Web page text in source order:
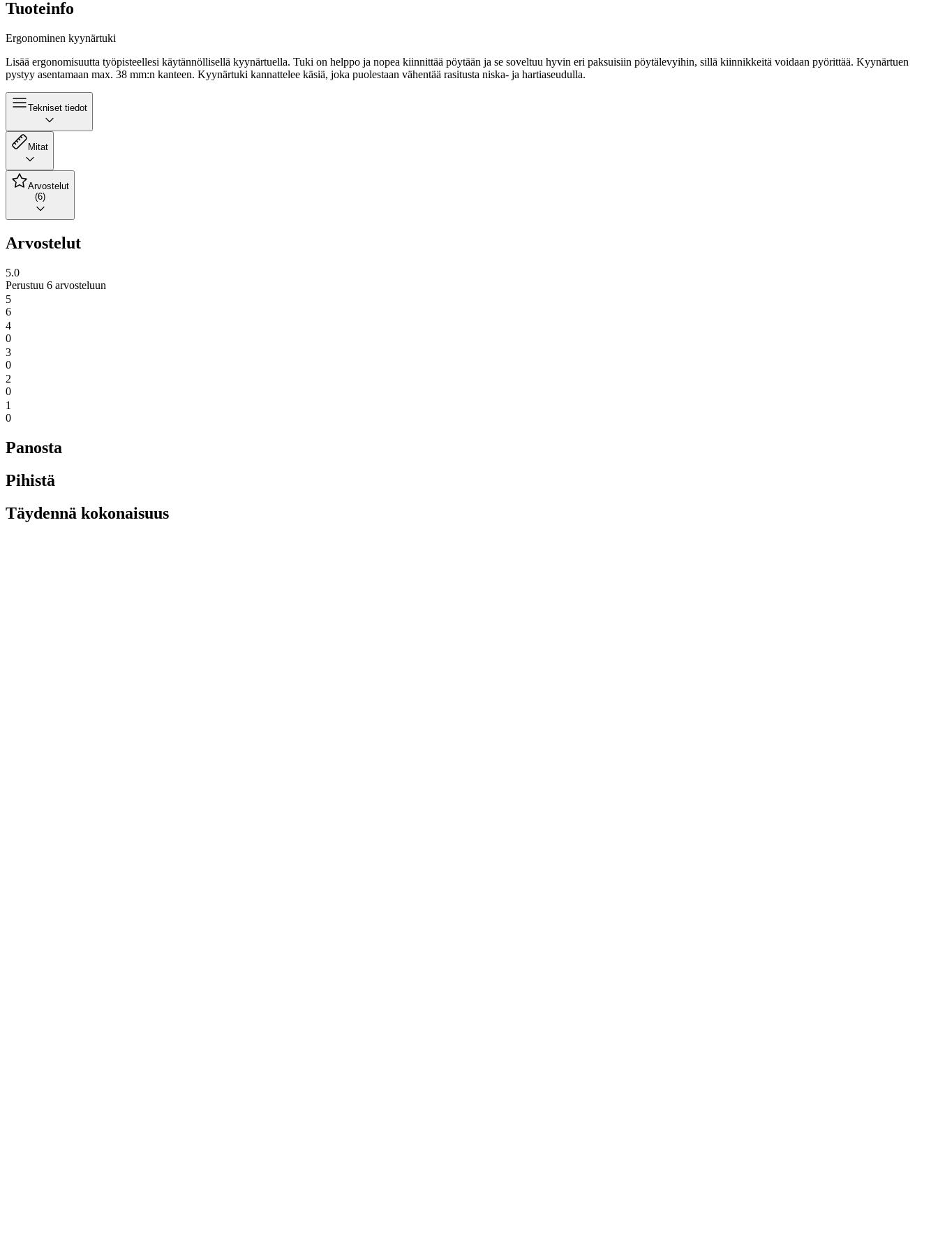
Tuoteinfo
Ergonominen kyynärtuki
Lisää ergonomisuutta työpisteellesi käytännöllisellä kyynärtuella. Tuki on helppo ja nopea kiinnittää pöytään ja se soveltuu hyvin eri paksuisiin pöytälevyihin, sillä kiinnikkeitä voidaan pyörittää. Kyynärtuen
pystyy asentamaan max. 38 mm:n kanteen. Kyynärtuki kannattelee käsiä, joka puolestaan vähentää rasitusta niska- ja hartiaseudulla.
Tekniset tiedot
Mitat
Arvostelut
(6)
Arvostelut
5.0
Perustuu 6 arvosteluun
5
6
4
0
3
0
2
0
1
0
Panosta
Pihistä
Täydennä kokonaisuus